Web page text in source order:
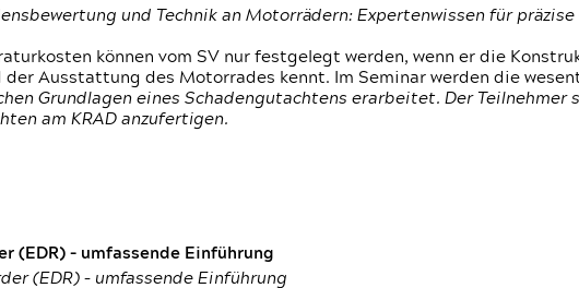
und Technik an Motorrädern: Expertenwissen für
können vom SV nur festgelegt werden, wenn er die
Ausstattung des Motorrades kennt. Im Seminar werden die
Grundlagen eines Schadengutachtens erarbeitet. Der
am KRAD anzufertigen.
(EDR) – umfassende Einführung
(EDR) – umfassende Einführung